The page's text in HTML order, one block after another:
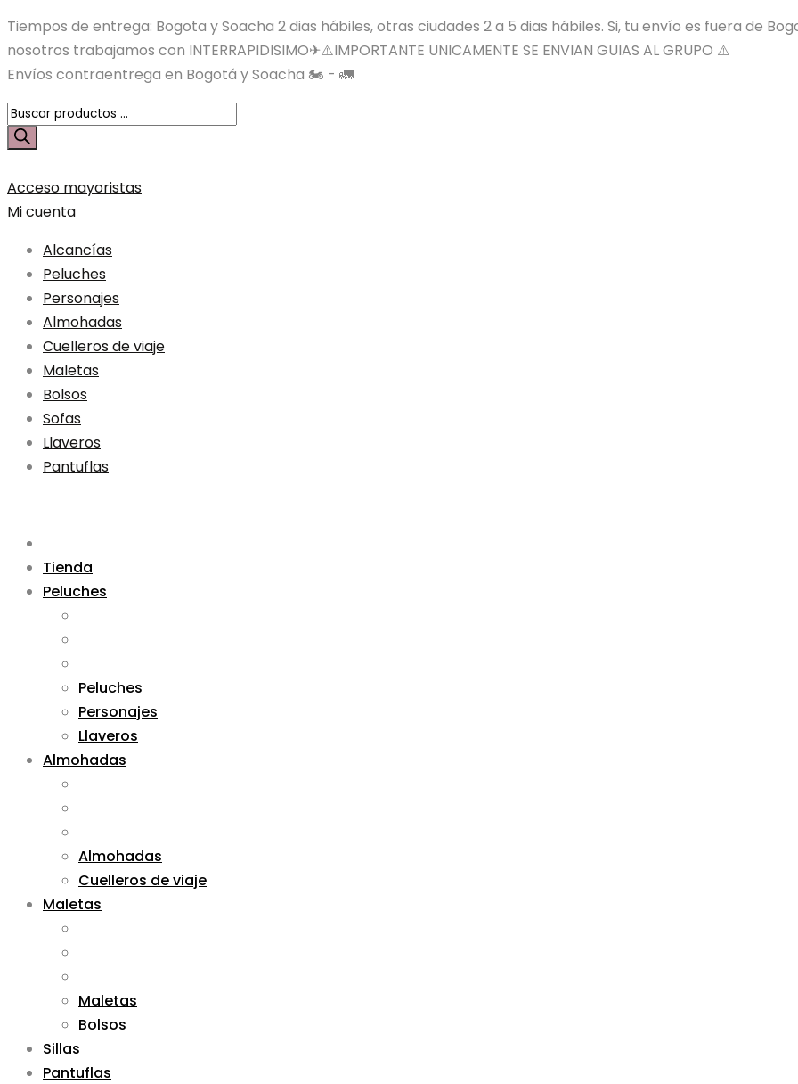
Tiempos de entrega: Bogota y Soacha 2 dias hábiles, otras ciudades 2 a 5 dias hábiles. Si, tu envío es fuera de
nosotros trabajamos con INTERRAPIDISIMO✈⚠️IMPORTANTE UNICAMENTE SE ENVIAN GUIAS AL GRUPO ⚠️
Envíos contraentrega en Bogotá y Soacha 🏍️ - 🚛
Búsqueda
de
Acceso mayoristas
Mi cuenta
Alcancías
Peluches
Personajes
Almohadas
Cuelleros de viaje
Maletas
Bolsos
Sofas
Llaveros
Pantuflas
Tienda
Peluches
Peluches
Personajes
Llaveros
Almohadas
Almohadas
Cuelleros de viaje
Maletas
Maletas
Bolsos
Sillas
Pantuflas